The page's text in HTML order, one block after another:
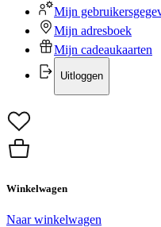
Mijn
Mijn adresboek
Mijn cadeaukaarten
Uitloggen
Winkelwagen
Naar winkelwagen